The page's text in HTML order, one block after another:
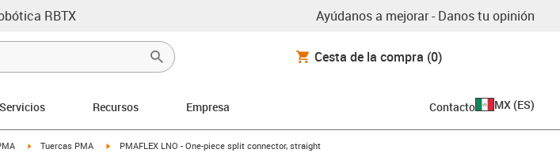
RBTX Ayúdanos a mejorar - Danos tu opinión
Cesta de la compra (0)
Servicios Recursos Empresa Contacto MX (ES)
igus-icon-arrow-right
Tuercas PMA igus-icon-arrow-right
PMAFLEX LNO - One-piece split connector, straight